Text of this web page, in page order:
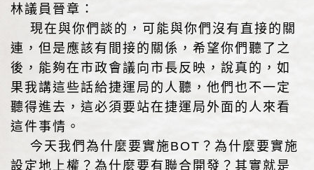
林議員晉章：
現在與你們談的，可能與你們沒有直接的關
連，但是應該有間接的關係，希望你們聽了之
後，能夠在市政會議向市長反映，說真的，如
果我講這些話給捷運局的人聽，他們也不一定
聽得進去，這必須要站在捷運局外面的人來看
這件事情。
今天我們為什麼要實施BOT？為什麼要實施
設定地上權？為什麼要有聯合開發？其實就是